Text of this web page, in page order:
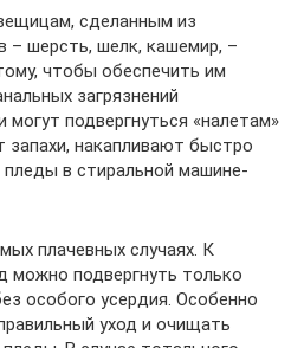
сделанным из
– шерсть, шелк, кашемир, –
чтобы обеспечить им
загрязнений
подвергнуться «налетам»
накапливают быстро
в стиральной машине-
плачевных случаях. К
можно подвергнуть только
особого усердия. Особенно
уход и очищать